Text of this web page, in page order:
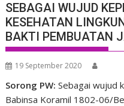
SEBAGAI WUJUD
KESEHATAN
BAKTI PEMBUATAN
19 September 2020
Sorong PW: Sebagai wujud
Babinsa Koramil 1802-06/